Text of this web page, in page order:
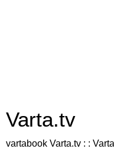
Varta.tv
vartabook Varta.tv : :